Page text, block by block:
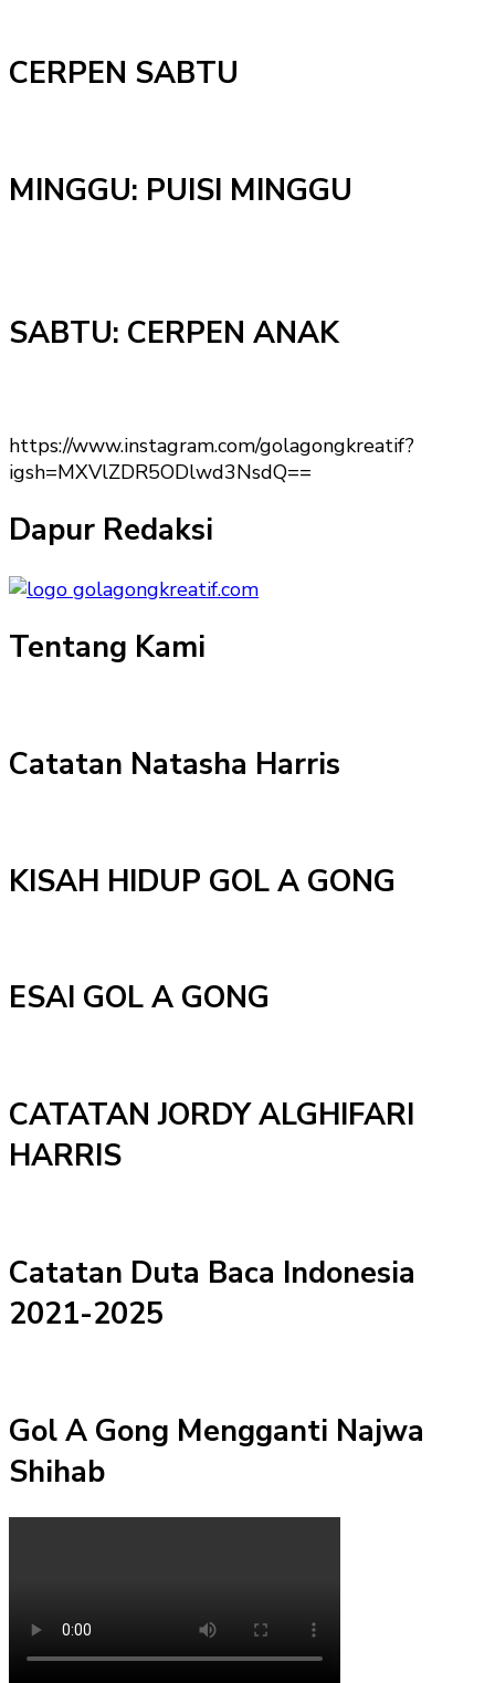
CERPEN SABTU
MINGGU: PUISI MINGGU
SABTU: CERPEN ANAK
https://www.instagram.com/golagongkreatif?
igsh=MXVlZDR5ODlwd3NsdQ==
Dapur Redaksi
Tentang Kami
Catatan Natasha Harris
KISAH HIDUP GOL A GONG
ESAI GOL A GONG
CATATAN JORDY ALGHIFARI
HARRIS
Catatan Duta Baca Indonesia
2021-2025
Gol A Gong Mengganti Najwa
Shihab